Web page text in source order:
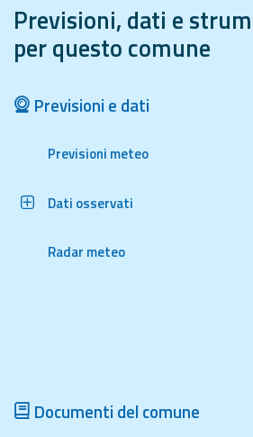
Operativi
Report
Aggiornamenti
Informazioni
frequenti
Emilia-
Romagna
Previsioni, dati e
per questo comune
Previsioni e dati
Previsioni meteo
Dati osservati
Radar meteo
Documenti del comune